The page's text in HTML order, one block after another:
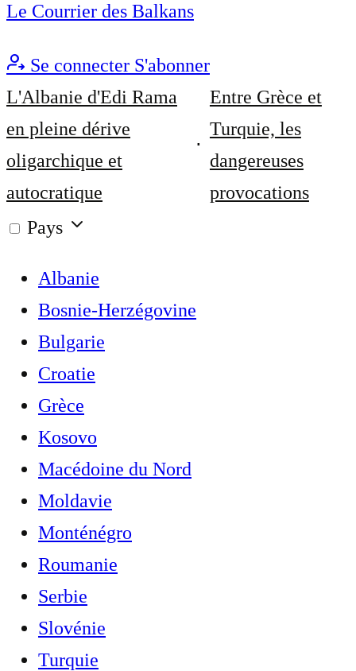
Le Courrier des Balkans
Se connecter S'abonner
L'Albanie d'Edi Rama
en pleine dérive
oligarchique et
autocratique
Entre Grèce et
Turquie, les
dangereuses
provocations
Pays
Albanie
Bosnie-Herzégovine
Bulgarie
Croatie
Grèce
Kosovo
Macédoine du Nord
Moldavie
Monténégro
Roumanie
Serbie
Slovénie
Turquie